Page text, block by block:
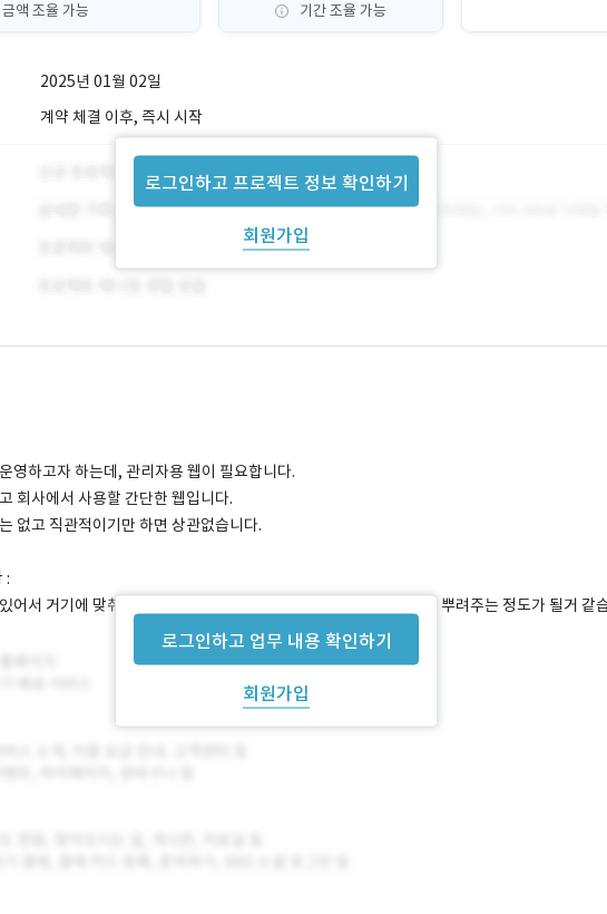
금액 조율 가능 기간 조율 가능
2025년 01월 02일
로그인하고 프로젝트 정보 확인하기
회원가입
계약 체결 이후, 즉시 시작
로그인하고 업무 내용 확인하기
회원가입
영하고자 하는데, 관리자용 웹이 필요합니다.
회사에서 사용할 간단한 웹입니다.
없고 직관적이기만 하면 상관없습니다.
:
어서 거기에 맞춰서 웹 개발이 되면 됩니다. 서버에서 데이터 받아서 뿌려주는 정도가 될거 같